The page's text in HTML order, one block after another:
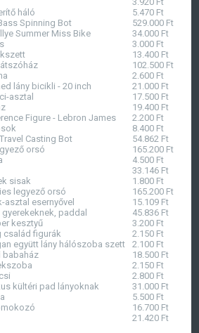
háló 5.470 Ft
Spinning Bot 529.000 Ft
Summer Miss Bike 34.000 Ft
3.000 Ft
13.400 Ft
102.500 Ft
2.600 Ft
lány bicikli - 20 inch 21.000 Ft
asztal 17.500 Ft
19.400 Ft
Figure - Lebron James 2.200 Ft
8.400 Ft
Casting Bot 54.862 Ft
orsó 165.200 Ft
4.500 Ft
33.146 Ft
sisak 1.800 Ft
legyező orsó 165.200 Ft
asztal esernyővel 15.109 Ft
paddal 45.836 Ft
kesztyű 3.200 Ft
család figurák 2.150 Ft
együtt lány hálószoba szett 2.100 Ft
babaház 18.500 Ft
2.150 Ft
2.800 Ft
kültéri pad lányoknak 31.000 Ft
5.500 Ft
16.700 Ft
21.420 Ft